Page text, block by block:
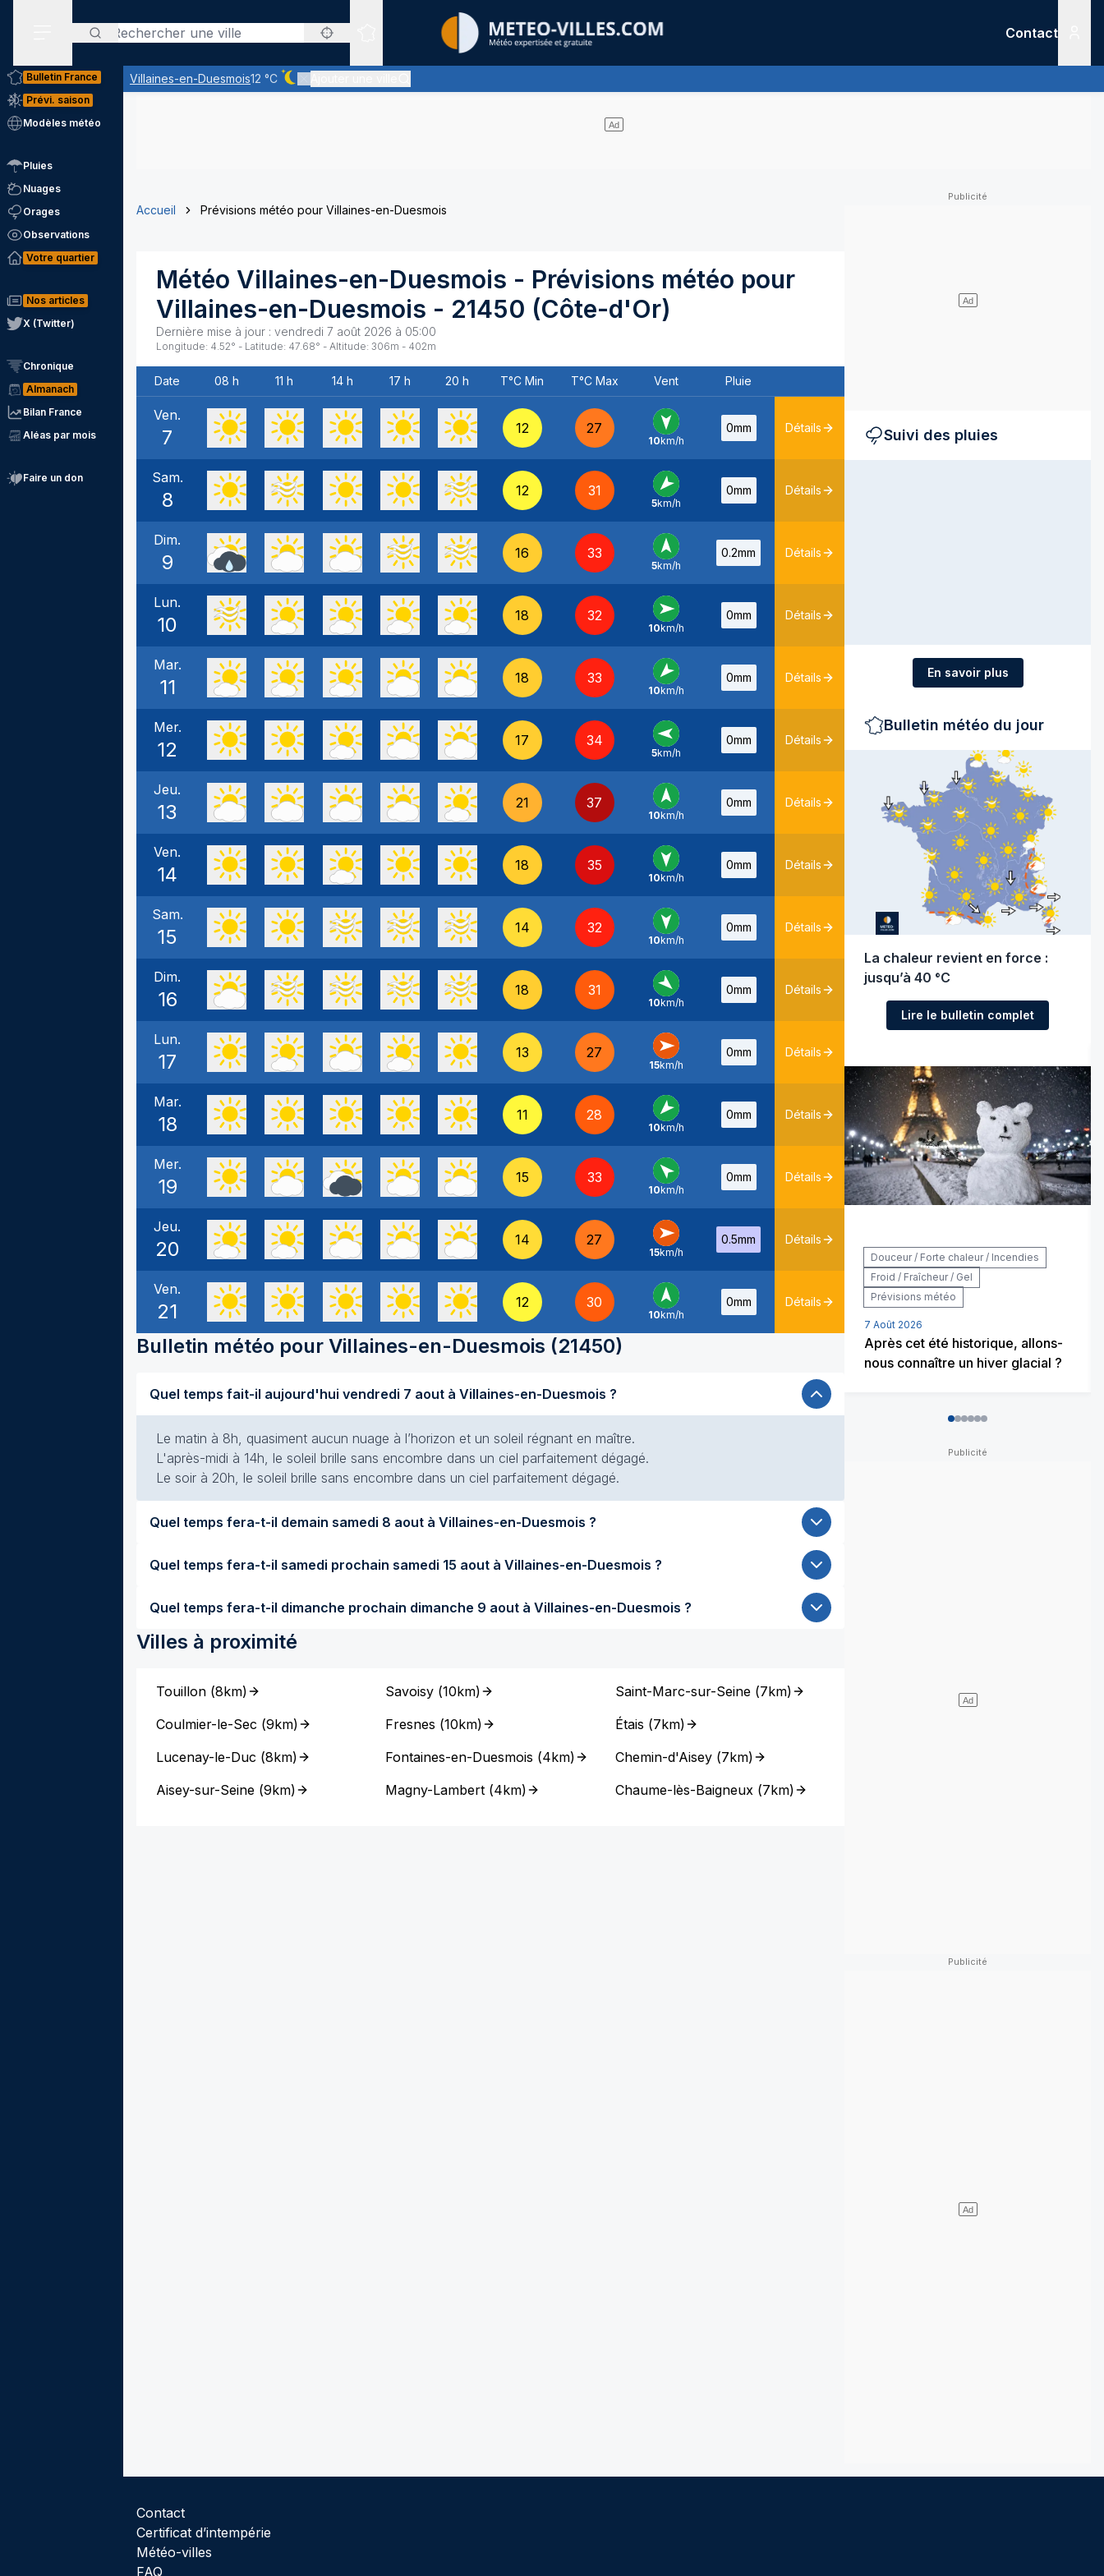
Rechercher
Sites expertis&eacute;s
Contact
Villaines-en-Duesmois12 °C
Ciel dégagé - quasiment pas de nuages
Bulletin France
Prévi. saison
Modèles météo
Pluies
Nuages
Orages
Observations
Votre quartier
Nos articles
X (Twitter)
Chronique
Almanach
Bilan France
Aléas par mois
Faire un don
Accueil Prévisions météo pour Villaines-en-Duesmois
Météo Villaines-en-Duesmois - Prévisions météo pour
Villaines-en-Duesmois - 21450 (Côte-d'Or)
Dernière mise à jour : vendredi 7 août 2026 à 05:00
Longitude: 4.52° - Latitude: 47.68° - Altitude: 306m - 402m
Date 08 h 11 h 14 h 17 h 20 h T°C Min T°C Max Vent Pluie
Ven.
7 12 27
N -
10km/h
0mm Détails
Sam.
8 12 31
NE
5km/h
0mm Détails
Dim.
9 16 33
S -
5km/h
0.2mm Détails
Lun.
10 18 32
O -
10km/h
0mm Détails
Mar.
11 18 33
NE -
10km/h
0mm Détails
Mer.
12 17 34
E -
5km/h
0mm Détails
Jeu.
13 21 37
S -
10km/h
0mm Détails
Ven.
14 18 35
N -
10km/h
0mm Détails
Sam.
15 14 32
N -
10km/h
0mm Détails
Dim.
16 18 31
NO -
10km/h
0mm Détails
Lun.
17 13 27
O -
15km/h
0mm Détails
Mar.
18 11 28
NE -
10km/h
0mm Détails
Mer.
19 15 33
SE -
10km/h
0mm Détails
Jeu.
20 14 27
O -
15km/h
0.5mm Détails
Ven.
21 12 30
S -
10km/h
0mm Détails
Bulletin météo pour Villaines-en-Duesmois (21450)
Quel temps fait-il aujourd'hui vendredi 7 aout à Villaines-en-Duesmois ?
Le matin à 8h, quasiment aucun nuage à l’horizon et un soleil régnant en maître.
L'après-midi à 14h, le soleil brille sans encombre dans un ciel parfaitement dégagé.
Le soir à 20h, le soleil brille sans encombre dans un ciel parfaitement dégagé.
Quel temps fera-t-il demain samedi 8 aout à Villaines-en-Duesmois ?
Quel temps fera-t-il samedi prochain samedi 15 aout à Villaines-en-Duesmois ?
Quel temps fera-t-il dimanche prochain dimanche 9 aout à Villaines-en-Duesmois ?
Villes à proximité
Touillon (8km)
Coulmier-le-Sec (9km)
Lucenay-le-Duc (8km)
Aisey-sur-Seine (9km)
Savoisy (10km)
Fresnes (10km)
Fontaines-en-Duesmois (4km)
Magny-Lambert (4km)
Saint-Marc-sur-Seine(7km)
Étais (7km)
Chemin-d'Aisey(7km)
Chaume-lès-Baigneux(7km)
Suivi des pluies
En savoir plus
Bulletin météo du jour
La chaleur revient en force :
jusqu’à 40 °C
Lire le bulletin complet
Douceur / Forte chaleur / Incendies
Froid / Fraîcheur / Gel
Prévisions météo
7 Août 2026
Après cet été historique, allons-
nous connaître un hiver glacial ?
Contact
Certificat d’intempérie
Météo-villes
FAQ